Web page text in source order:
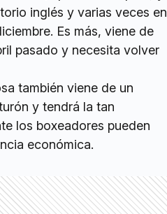
inglés y varias veces en
Es más, viene de
pasado y necesita volver
también viene de un
y tendrá la tan
los boxeadores pueden
económica.